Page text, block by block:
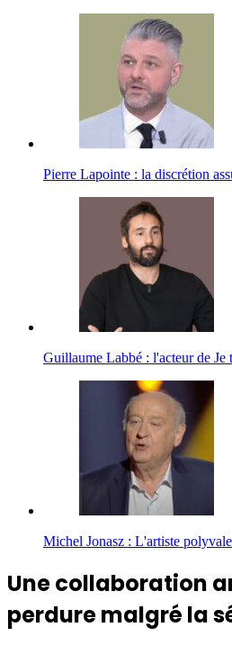
Pierre Lapointe : la discrétion
Guillaume Labbé : l'acteur de Je
Michel Jonasz : L'artiste
Une collaboration
perdure malgré la